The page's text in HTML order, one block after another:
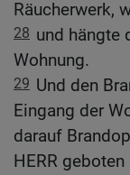
Räucherwerk,
28 und hängte
Wohnung.
29 Und den
Eingang der
darauf
HERR geboten